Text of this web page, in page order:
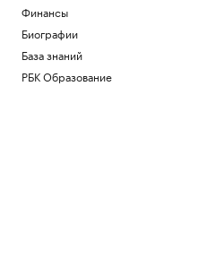
Финансы
Биографии
База знаний
РБК Образование